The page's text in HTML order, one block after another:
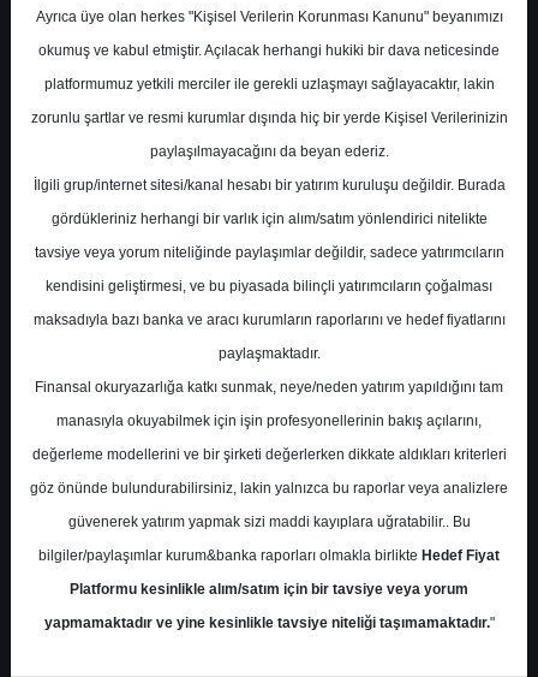
Tacirler Yatırım, DOAS - Doğuş Otomotiv
için hedef fiyatını 278 TL'den 255 TL'ye
revize etti, tavsiyesini AL olarak korudu.
Tacirler Yatırım, Doğuş Otomotiv’in 1Ç26
finansal sonuçlarını beklentilerle uyumlu
ancak operasyonel tarafta ve net karlılıkta
yıllık bazda zayıflamanın sürdüğü bir çeyrek
olarak değerlendirdi. Kurum, genel tabloyu
nötr olarak görürken mevcut getiri
potansiyeli nedeniyle AL tavsiyesini
sürdürdü. Raporda şirketin güçlü marka
Ayrıca üye olan herkes "Kişisel Verilerin Korunması Kanunu" beyanımızı
okumuş ve kabul etmiştir. Açılacak herhangi hukiki bir dava neticesinde
platformumuz yetkili merciler ile gerekli uzlaşmayı sağlayacaktır, lakin
zorunlu şartlar ve resmi kurumlar dışında hiç bir yerde Kişisel Verilerinizin
paylaşılmayacağını da beyan ederiz.
İlgili grup/internet sitesi/kanal hesabı bir yatırım kuruluşu değildir. Burada
gördükleriniz herhangi bir varlık için alım/satım yönlendirici nitelikte
tavsiye veya yorum niteliğinde paylaşımlar değildir, sadece yatırımcıların
kendisini geliştirmesi, ve bu piyasada bilinçli yatırımcıların çoğalması
maksadıyla bazı banka ve aracı kurumların raporlarını ve hedef fiyatlarını
paylaşmaktadır.
Finansal okuryazarlığa katkı sunmak, neye/neden yatırım yapıldığını tam
manasıyla okuyabilmek için işin profesyonellerinin bakış açılarını,
değerleme modellerini ve bir şirketi değerlerken dikkate aldıkları kriterleri
göz önünde bulundurabilirsiniz, lakin yalnızca bu raporlar veya analizlere
güvenerek yatırım yapmak sizi maddi kayıplara uğratabilir.. Bu
bilgiler/paylaşımlar kurum&banka raporları olmakla birlikte Hedef Fiyat
Platformu kesinlikle alım/satım için bir tavsiye veya yorum
yapmamaktadır ve yine kesinlikle tavsiye niteliği taşımamaktadır."